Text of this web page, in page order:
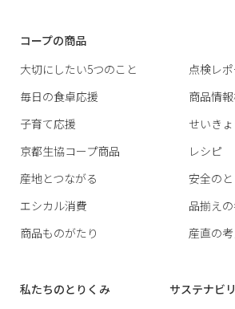
コープの商品
大切にしたい5つのこと
毎日の食卓応援
子育て応援
京都生協コープ商品
産地とつながる
エシカル消費
商品ものがたり
点検レ
商品情
せいき
レシピ
安全の
品揃え
産直の
私たちのとりくみ
サステナビ